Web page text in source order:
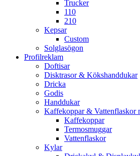
Trucker
110
210
Kepsar
Custom
Solglasögon
Profilreklam
Doftisar
Disktrasor & Kökshanddukar
Dricka
Godis
Handdukar
Kaffekoppar & Vattenflaskor
Kaffekoppar
Termosmuggar
Vattenflaskor
Kylar